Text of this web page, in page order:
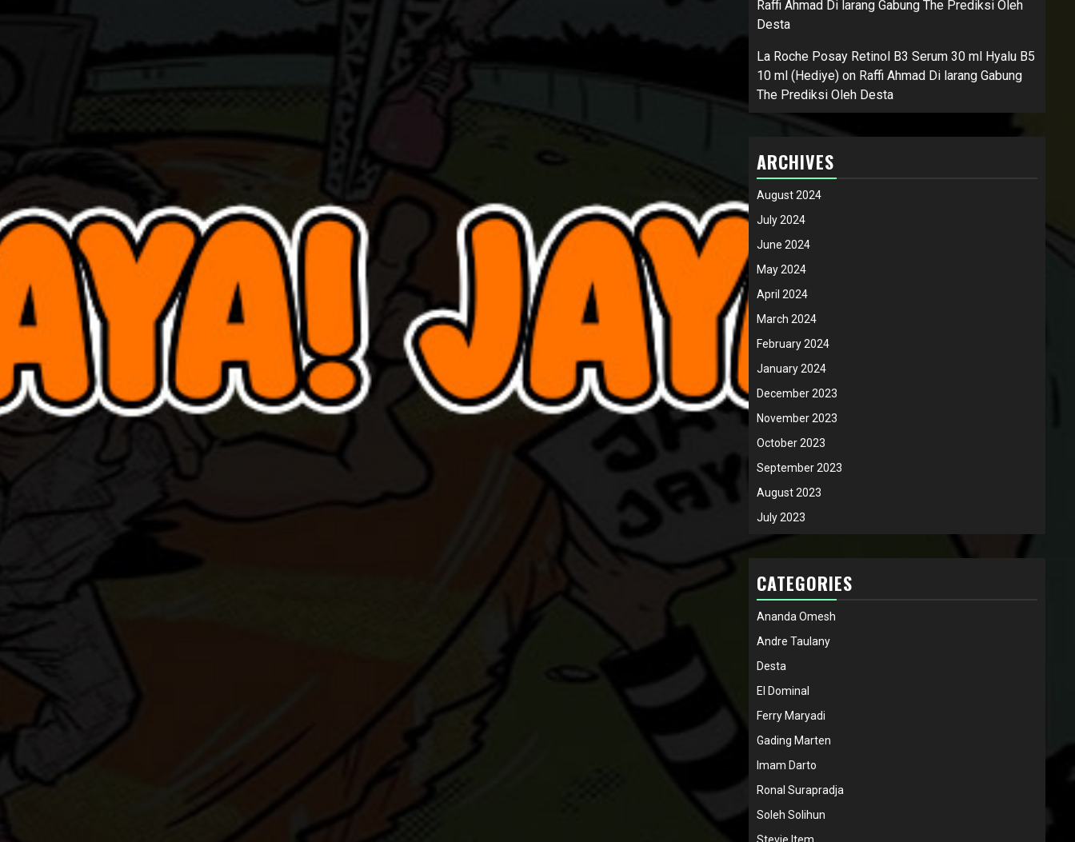
Raffi Ahmad Di larang Gabung The Prediksi Oleh
Desta
La Roche Posay Retinol B3 Serum 30 ml Hyalu B5
10 ml (Hediye) on Raffi Ahmad Di larang Gabung
The Prediksi Oleh Desta
ARCHIVES
August 2024
July 2024
June 2024
May 2024
April 2024
March 2024
February 2024
January 2024
December 2023
November 2023
October 2023
September 2023
August 2023
July 2023
CATEGORIES
Ananda Omesh
Andre Taulany
Desta
El Dominal
Ferry Maryadi
Gading Marten
Imam Darto
Ronal Surapradja
Soleh Solihun